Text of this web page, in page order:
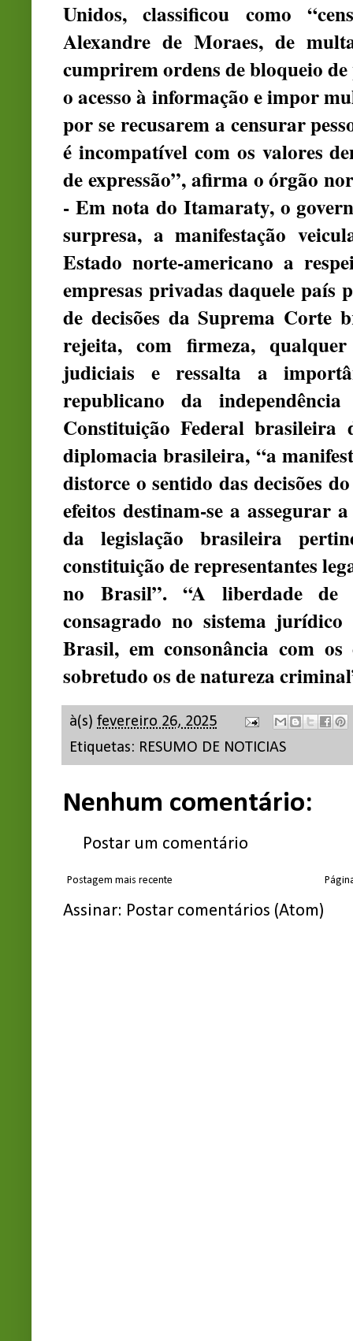
Unidos, classificou como
Alexandre de Moraes, de
cumprirem ordens de bloqueio
o acesso à informação e impor
por se recusarem a censurar
é incompatível com os valores
de expressão”, afirma o órgão
- Em nota do Itamaraty, o
surpresa, a manifestação
Estado norte-americano a
empresas privadas daquele país
de decisões da Suprema Corte
rejeita, com firmeza,
judiciais e ressalta a
republicano da
Constituição Federal brasileira
diplomacia brasileira, “a
distorce o sentido das decisões
efeitos destinam-se a assegurar
da legislação brasileira
constituição de representantes
no Brasil”. “A liberdade de
consagrado no sistema
Brasil, em consonância com os
sobretudo os de natureza
à(s) fevereiro 26, 2025
Etiquetas: RESUMO DE NOTICIAS
Nenhum comentário:
Postar um comentário
Postagem mais recente
Assinar: Postar comentários (Atom)